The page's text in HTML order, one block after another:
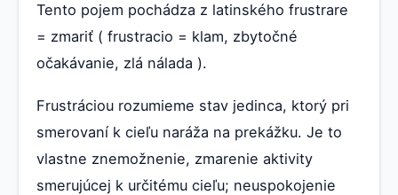
Tento pojem pochádza z latinského frustrare
= zmariť ( frustracio = klam, zbytočné
očakávanie, zlá nálada ).
Frustráciou rozumieme stav jedinca, ktorý pri
smerovaní k cieľu naráža na prekážku. Je to
vlastne znemožnenie, zmarenie aktivity
smerujúcej k určitému cieľu; neuspokojenie